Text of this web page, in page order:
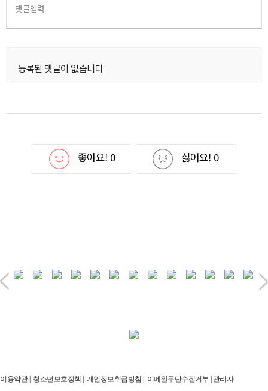
댓글입력
등록된 댓글이 없습니다
좋아요! 0 싫어요! 0
이용약관| 청소년보호정책 | 개인정보취급방침 | 이메일무단수집거부 | 관리자